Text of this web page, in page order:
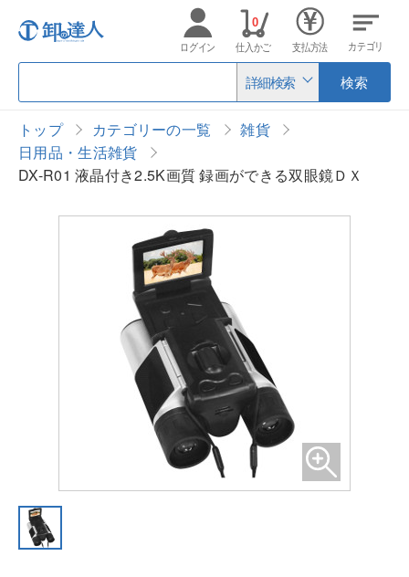
詳細検索 検索
ログイン 仕入かご
0
支払方法 カテゴリ
トップ カテゴリーの一覧
雑貨
日用品・生活雑貨
DX-R01 液晶付き2.5K画質 録画ができる双眼鏡ＤＸ